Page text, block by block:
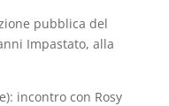
pubblica del
Impastato, alla
incontro con Rosy